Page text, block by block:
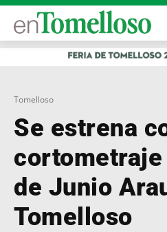
Tomelloso
Se estrena
cortometraje
de Junio
Tomelloso